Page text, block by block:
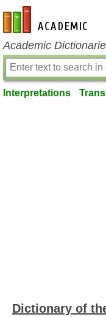
en-academic.com
Academic
Interpretations
Dictionary of